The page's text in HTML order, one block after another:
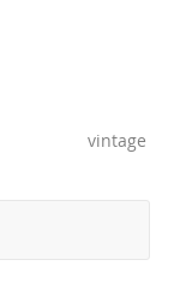
vintage